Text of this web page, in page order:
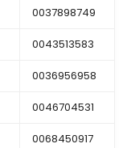
0037898749
0043513583
0036956958
0046704531
0068450917